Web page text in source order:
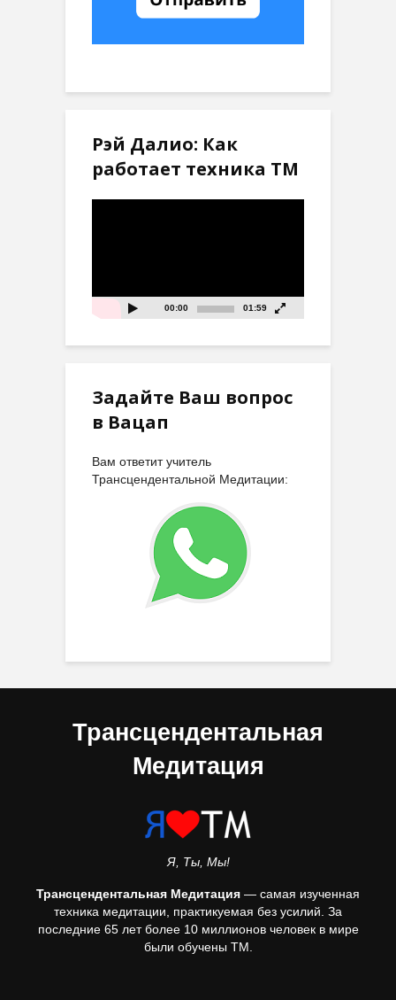
Рэй Далио: Как
работает техника ТМ
00:00 01:59
Задайте Ваш вопрос
в Вацап
Вам ответит учитель
Трансцендентальной Медитации:
Трансцендентальная
Медитация
Я, Ты, Мы!
Трансцендентальная Медитация — самая изученная
техника медитации, практикуемая без усилий. За
последние 65 лет более 10 миллионов человек в мире
были обучены ТМ.